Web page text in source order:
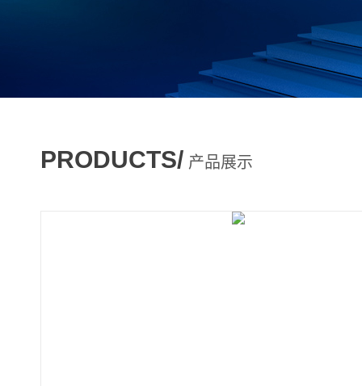
PRODUCTS/ 产品展示